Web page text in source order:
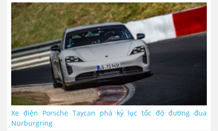
Xe điện Porsche Taycan phá kỷ lục tốc độ đường đua
Nürburgring